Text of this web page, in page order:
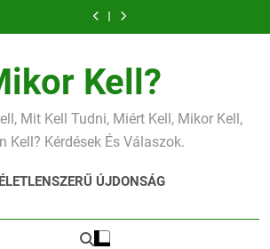
alacsony vas?
Mit jelent az
alacsony
Mit jelent az
vérnyomás?Kell?
Mit Kell Tudni, Miért Kell, Mikor Kell,
Kell? Kérdések És Válaszok.
ÚJDONSÁG